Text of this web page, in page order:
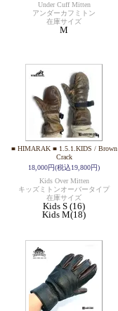
Under Cuff Mitten
アンダーカフミトン
在庫サイズ
M
■ HIMARAK ■ 1.5.1.KIDS / Brown
Crack
18,000円(税込19,800円)
Kids Over Mitten
キッズミトンオーバータイプ
在庫サイズ
Kids S (16)
Kids M(18)